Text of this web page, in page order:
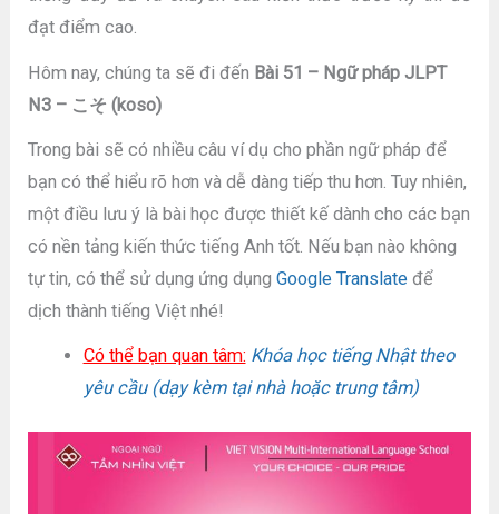
đạt điểm cao.
Hôm nay, chúng ta sẽ đi đến Bài 51 – Ngữ pháp JLPT
N3 – こそ (koso)
Trong bài sẽ có nhiều câu ví dụ cho phần ngữ pháp để
bạn có thể hiểu rõ hơn và dễ dàng tiếp thu hơn. Tuy nhiên,
một điều lưu ý là bài học được thiết kế dành cho các bạn
có nền tảng kiến thức tiếng Anh tốt. Nếu bạn nào không
tự tin, có thể sử dụng ứng dụngGoogle Translate để
dịch thành tiếng Việt nhé!
Có thể bạn quan tâm: Khóa học tiếng Nhật theo
yêu cầu (dạy kèm tại nhà hoặc trung tâm)